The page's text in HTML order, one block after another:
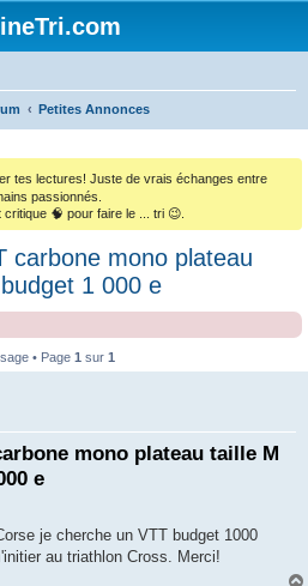
Petites Annonces
tes lectures! Juste de vrais échanges entre
passionnés.
🧠 pour faire le ... tri 😉.
carbone mono plateau
1 000 e
• Page 1 sur 1
mono plateau taille M
e
je cherche un VTT budget 1000
au triathlon Cross. Merci!